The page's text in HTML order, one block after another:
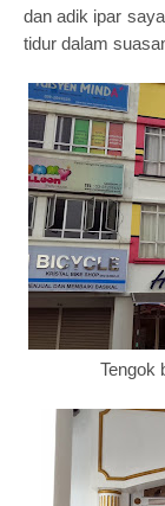
dan adik ipar
tidur dalam
Tengok